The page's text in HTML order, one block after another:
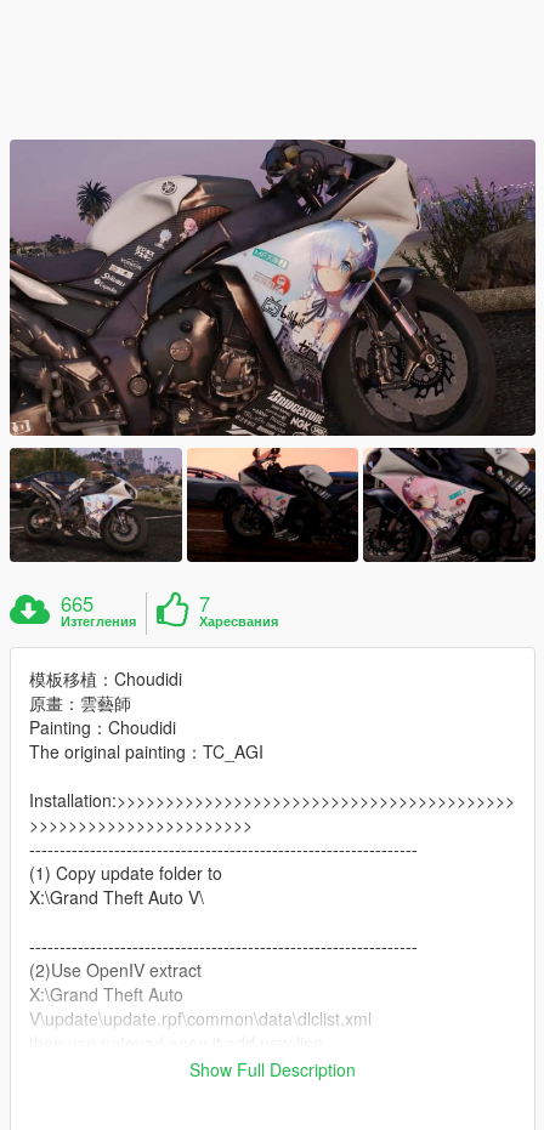
665
Изтегления
7
Харесвания
模板移植：Choudidi
原畫：雲藝師
Painting：Choudidi
The original painting：TC_AGI
Installation:>>>>>>>>>>>>>>>>>>>>>>>>>>>>>>>>>>>>>>>>>
>>>>>>>>>>>>>>>>>>>>>>>
----------------------------------------------------------------
(1) Copy update folder to
X:\Grand Theft Auto V\
----------------------------------------------------------------
(2)Use OpenIV extract
X:\Grand Theft Auto
V\update\update.rpf\common\data\dlclist.xml
Show Full Description